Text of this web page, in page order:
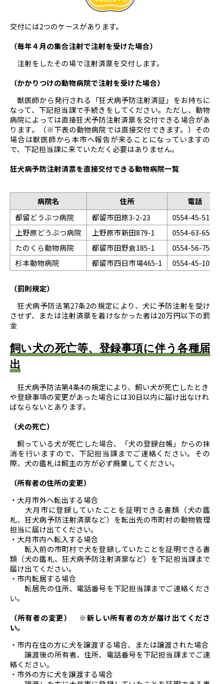
交付には2つのケースがあります。
（毎年４月の集合注射で注射を受けた場合）
注射をしたその場で注射済票を交付します。
（かかりつけの動物病院で注射を受けた場合）
獣医師から発行される「狂犬病予防注射済証」をお持ちに
なって、下記担当課で手続きをしてください。ただし、動物
病院によっては直接狂犬予防注射済票を交付できる場合があ
ります。（※下表の動物病院では直接交付できます。）その
場合は獣医師から本市へ報告が来ることになっていますの
で、下記担当課に来ていただく必要はありません。
狂犬病予防注射済票を直接交付できる動物病院一覧
病院名 住所
電話
都留どうぶつ病院
都留市田原3-2-23
0554-45-5115
上野原どうぶつ病院
上野原市新田879-1
0554-63-6500
たのくら動物病院
都留市田野倉185-1
0554-56-7592
杉本動物病院
都留市四日市場465-1 0554-45-1001
（罰則規定）
狂犬病予防法第27条2の規定により、犬に予防注射を受け
させず、または注射済票を着けなかった者は20万円以下の罰
金
飼い犬の死亡等、登録事項に伴う各種届
出
狂犬病予防法第4条4の規定により、飼い犬が死亡したとき
や登録事項の変更があった場合には30日以内に届け出なけれ
ばならないとあります。
（犬の死亡）
飼っている犬が死亡した場合、「犬の登録台帳」からの抹
消を行いますので、下記担当課までご連絡ください。その
際、犬の鑑札は飼主の方が必ず廃棄してください。
（所有者の住所の変更）
・大月市外へ転出する場合
大月市に登録していたことを証明できる書類（犬の鑑
札、狂犬病予防注射済票など）を転出先の市町村の動物管理
担当に届け出てください。
・大月市内へ転入する場合
転入前の市町村で犬を登録していたことを証明できる書
類（犬の鑑札、狂犬病予防注射済票など）を下記担当課まで
届け出てください。
・市内転居する場合
転居先の住所、電話番号を下記担当課までご連絡くださ
い。
（所有者の変更） ※新しい所有者の方が届け出てくださ
い。
・市内在住の方に犬を譲渡する場合、または譲渡された場合
譲渡後の所有者、住所、電話番号を下記担当課までご連
絡ください。
・市外の方に犬を譲渡する場合